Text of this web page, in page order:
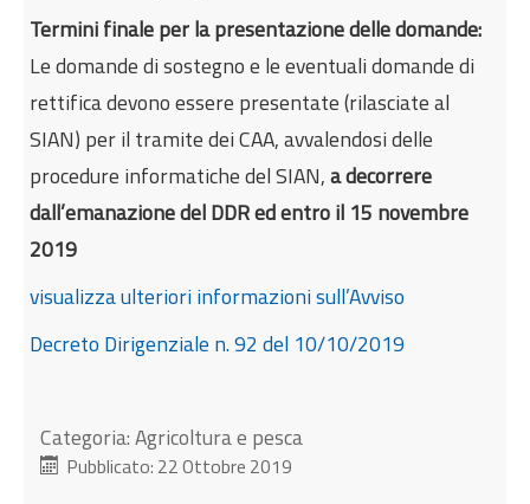
Termini finale per la presentazione delle domande:
Le domande di sostegno e le eventuali domande di
rettifica devono essere presentate (rilasciate al
SIAN) per il tramite dei CAA, avvalendosi delle
procedure informatiche del SIAN,a decorrere
dall’emanazione del DDR ed entro il 15 novembre
2019
visualizza ulteriori informazioni sull’Avviso
Decreto Dirigenziale n. 92 del 10/10/2019
Categoria:Agricoltura e pesca
Pubblicato: 22 Ottobre 2019